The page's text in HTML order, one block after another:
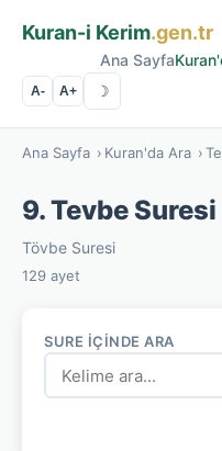
Kuran-i Kerim.gen.tr
Ana Sayfa
A- A+ ☽
Ana Sayfa › Kuran'da Ara ›
9. Tevbe Suresi
Tövbe Suresi
129 ayet
SURE İÇINDE ARA